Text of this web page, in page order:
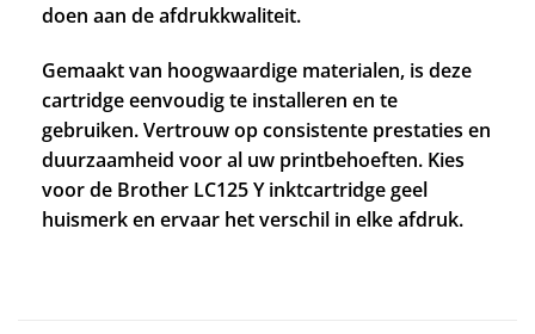
doen aan de afdrukkwaliteit.
Gemaakt van hoogwaardige materialen, is deze
cartridge eenvoudig te installeren en te
gebruiken. Vertrouw op consistente prestaties en
duurzaamheid voor al uw printbehoeften. Kies
voor de Brother LC125 Y inktcartridge geel
huismerk en ervaar het verschil in elke afdruk.